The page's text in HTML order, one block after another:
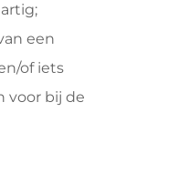
een
of iets
voor bij de